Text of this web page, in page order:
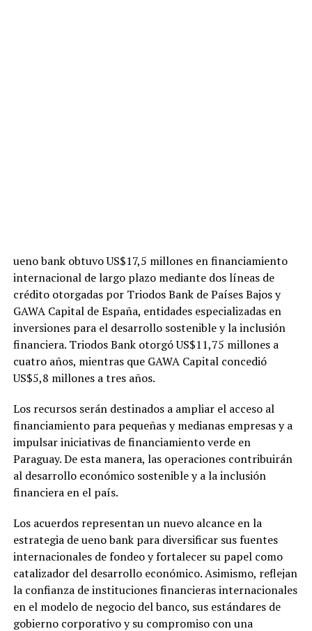
ueno bank obtuvo US$17,5 millones en financiamiento
internacional de largo plazo mediante dos líneas de
crédito otorgadas por Triodos Bank de Países Bajos y
GAWA Capital de España, entidades especializadas en
inversiones para el desarrollo sostenible y la inclusión
financiera. Triodos Bank otorgó US$11,75 millones a
cuatro años, mientras que GAWA Capital concedió
US$5,8 millones a tres años.
Los recursos serán destinados a ampliar el acceso al
financiamiento para pequeñas y medianas empresas y a
impulsar iniciativas de financiamiento verde en
Paraguay. De esta manera, las operaciones contribuirán
al desarrollo económico sostenible y a la inclusión
financiera en el país.
Los acuerdos representan un nuevo alcance en la
estrategia de ueno bank para diversificar sus fuentes
internacionales de fondeo y fortalecer su papel como
catalizador del desarrollo económico. Asimismo, reflejan
la confianza de instituciones financieras internacionales
en el modelo de negocio del banco, sus estándares de
gobierno corporativo y su compromiso con una